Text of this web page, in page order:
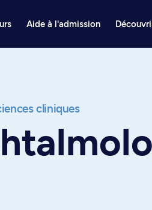
Aide à l'admission
cliniques